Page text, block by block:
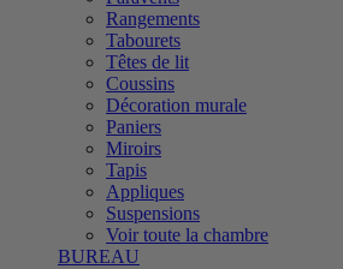
Rangements
Tabourets
Têtes de lit
Coussins
Décoration murale
Paniers
Miroirs
Tapis
Appliques
Suspensions
Voir toute la chambre
BUREAU